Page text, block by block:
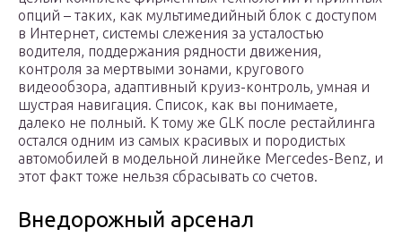
опций – таких, как мультимедийный блок с доступом
в Интернет, системы слежения за усталостью
водителя, поддержания рядности движения,
контроля за мертвыми зонами, кругового
видеообзора, адаптивный круиз-контроль, умная и
шустрая навигация. Список, как вы понимаете,
далеко не полный. К тому же GLK после рестайлинга
остался одним из самых красивых и породистых
автомобилей в модельной линейке Mercedes-Benz, и
этот факт тоже нельзя сбрасывать со счетов.
Внедорожный арсенал